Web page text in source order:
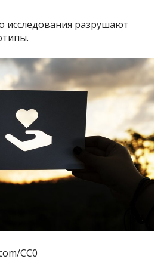
исследования разрушают
CC0